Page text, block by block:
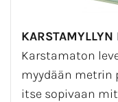
Karstamaton
myydään metrin
itse sopivaan